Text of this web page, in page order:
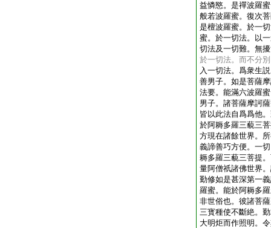
益憐愍。是禪波羅
般若波羅蜜。復次
是檀波羅蜜。於一
蜜。於一切法。以
切法及一切難。無
於一切法。而不分
入一切法。爲衆生
善男子。如是菩薩
法要。能滿六波羅
男子。諸菩薩摩訶
皆以此法自爲爲他
於阿耨多羅三藐三
方現在諸餘世界。
義諦善巧方便。一
耨多羅三藐三菩提
量阿僧祇諸佛世界
勤修如是甚深第一
羅蜜。能於阿耨多
非世俗也。彼諸菩
三寳種使不斷絶。
大明炬而作照明。